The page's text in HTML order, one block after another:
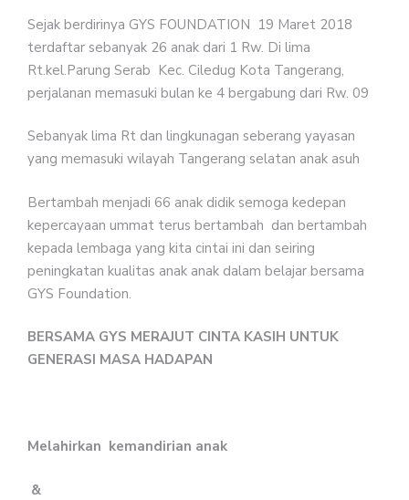
Sejak berdirinya GYS FOUNDATION 19 Maret 2018
terdaftar sebanyak 26 anak dari 1 Rw. Di lima
Rt.kel.Parung Serab Kec. Ciledug Kota Tangerang,
perjalanan memasuki bulan ke 4 bergabung dari Rw. 09
Sebanyak lima Rt dan lingkunagan seberang yayasan
yang memasuki wilayah Tangerang selatan anak asuh
Bertambah menjadi 66 anak didik semoga kedepan
kepercayaan ummat terus bertambah dan bertambah
kepada lembaga yang kita cintai ini dan seiring
peningkatan kualitas anak anak dalam belajar bersama
GYS Foundation.
BERSAMA GYS MERAJUT CINTA KASIH UNTUK
GENERASI MASA HADAPAN
Melahirkan kemandirian anak
&